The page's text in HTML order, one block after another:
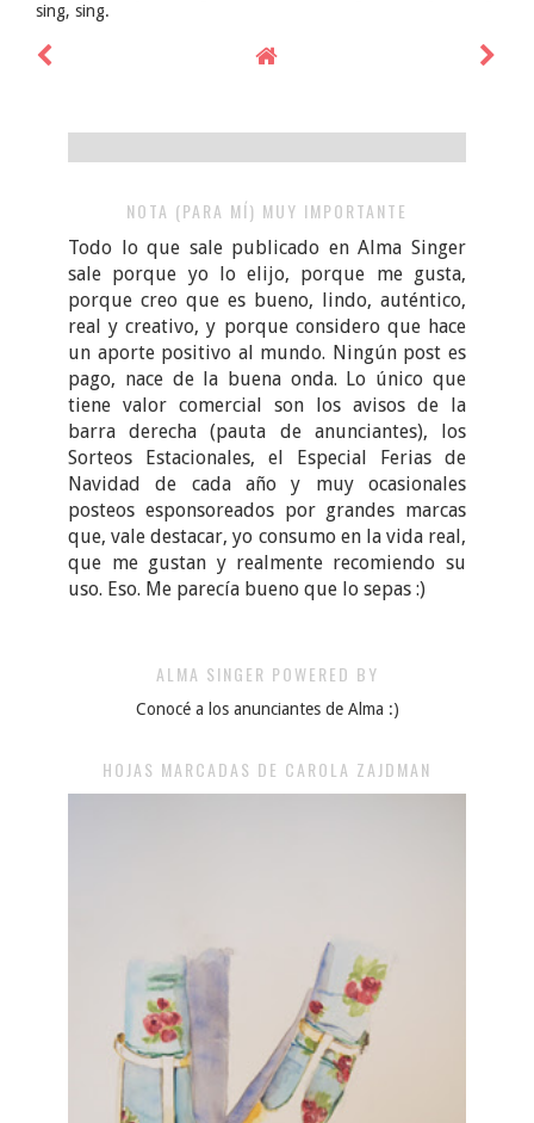
sing, sing.
NOTA (PARA MÍ) MUY IMPORTANTE
Todo lo que sale publicado en Alma Singer
sale porque yo lo elijo, porque me gusta,
porque creo que es bueno, lindo, auténtico,
real y creativo, y porque considero que hace
un aporte positivo al mundo. Ningún post es
pago, nace de la buena onda. Lo único que
tiene valor comercial son los avisos de la
barra derecha (pauta de anunciantes), los
Sorteos Estacionales, el Especial Ferias de
Navidad de cada año y muy ocasionales
posteos esponsoreados por grandes marcas
que, vale destacar, yo consumo en la vida real,
que me gustan y realmente recomiendo su
uso. Eso. Me parecía bueno que lo sepas :)
ALMA SINGER POWERED BY
Conocé a los anunciantes de Alma :)
HOJAS MARCADAS DE CAROLA ZAJDMAN